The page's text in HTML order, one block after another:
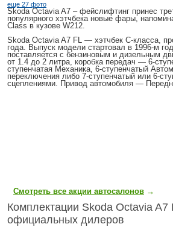
еще 27 фото
Skoda Octavia A7 – фейслифтинг принес
популярного хэтчбека новые фары,
Class в кузове W212.
Skoda Octavia A7 FL — хэтчбек C-класса,
года. Выпуск модели стартовал в 1996-м
поставляется с бензиновым и дизельным
от 1.4 до 2 литра, коробка передач — 6-
ступенчатая Механика, 6-ступенчатый
переключения либо 7-ступенчатый или 6-
сцеплениями. Привод автомобиля —
Смотреть все акции автосалонов →
Комплектации Skoda Octavia A7
официальных дилеров